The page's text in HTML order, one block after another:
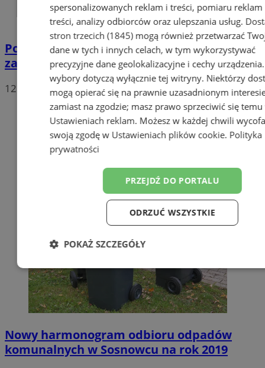
Potwierdzono pierwszy przypadek
zarażenia koronawirusem w Sosnowcu
12
Nowy harmonogram odbioru odpadów
komunalnych w Sosnowcu na rok 2019
spersonalizowanych reklam i treści, pomiaru reklam
treści, analizy odbiorców oraz ulepszania usług.
stron trzecich (1845)mogą również przetwarzać
dane w tych i innych celach, w tym wykorzystywać
precyzyjne dane geolokalizacyjne i cechy
wybory dotyczą wyłącznie tej witryny. Niektórzy
mogą opierać się na prawnie uzasadnionym
zamiast na zgodzie; masz prawo sprzeciwić się temu
Ustawieniach reklam. Możesz w każdej chwili
swoją zgodę w Ustawieniach plików cookie. Polityka
prywatności
PRZEJDŹ DO PORTALU
ODRZUĆ WSZYSTKIE
POKAŻ SZCZEGÓŁY
Niezbędne Wydajność
Funkcjonalność